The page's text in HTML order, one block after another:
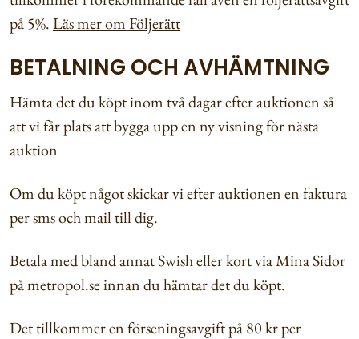
på 5%.Läs mer om Följerätt
BETALNING OCH AVHÄMTNING
Hämta det du köpt inom två dagar efter auktionen så
att vi får plats att bygga upp en ny visning för nästa
auktion
Om du köpt något skickar vi efter auktionen en faktura
per sms och mail till dig.
Betala med bland annat Swish eller kort via Mina Sidor
på metropol.se innan du hämtar det du köpt.
Det tillkommer en förseningsavgift på 80 kr per